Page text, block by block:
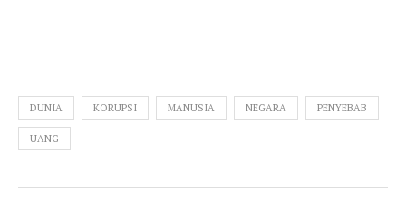
DUNIA KORUPSI MANUSIA NEGARA PENYEBAB
UANG